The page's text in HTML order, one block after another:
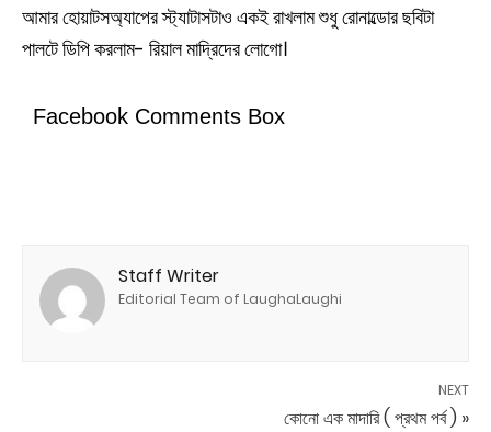
আমার হোয়াটসঅ্যাপের স্ট্যাটাসটাও একই রাখলাম শুধু রোনাল্ডোর ছবিটা
পালটে ডিপি করলাম- রিয়াল মাদ্রিদের লোগো।
Facebook Comments Box
Staff Writer
Editorial Team of LaughaLaughi
NEXT
কোনো এক মাদারি ( প্রথম পর্ব ) »